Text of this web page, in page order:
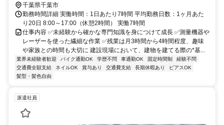
千葉県千葉市
勤務時間詳細 実働時間：1日あたり7時間 平均勤務日数：1ヶ月あた
り20日 8:00～17:00（休憩2時間） 実働7時間
仕事内容 ✅️未経験から確かな専門知識を身につけて成長 ✅️測量機器や
レーザーを使った繊細な作業 ✅️残業は月3時間から4時間程度、趣味
や家族との時間も大切に 建設現場において、建物を建てる際の*基...
業界未経験者歓迎 バイク通勤OK 学歴不問 車通勤OK 固定時間制
経験不問
交通費全額支給
ネイルOK 賞与あり 交通費支給 長期休暇あり
ピアスOK
髪型・髪色自由
派遣社員